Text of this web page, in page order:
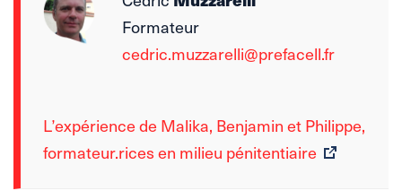
Formateur
cedric.muzzarelli@prefacell.fr
L’expérience de Malika, Benjamin et Philippe,
formateur.rices en milieu pénitentiaire